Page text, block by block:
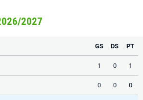
2027
GS DS PT
1 0 1
0 0 0